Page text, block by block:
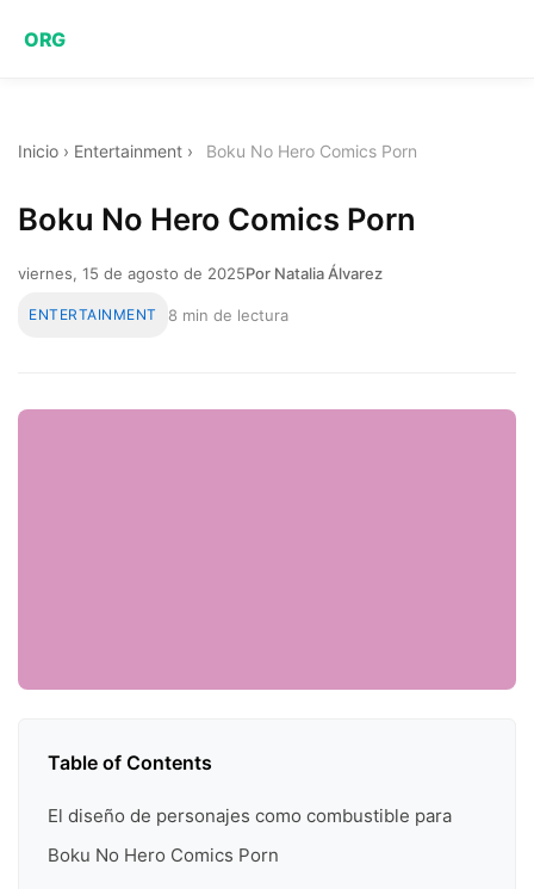
ORG
Inicio › Entertainment › Boku No Hero Comics Porn
Boku No Hero Comics Porn
viernes, 15 de agosto de 2025Por Natalia Álvarez
ENTERTAINMENT 8 min de lectura
Table of Contents
El diseño de personajes como combustible para
Boku No Hero Comics Porn